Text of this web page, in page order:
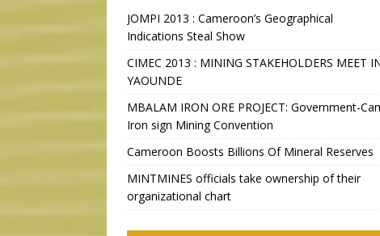
JOMPI 2013 : Cameroon’s Geographical
Indications Steal Show
CIMEC 2013 : MINING STAKEHOLDERS MEET
YAOUNDE
MBALAM IRON ORE PROJECT: Government-
Iron sign Mining Convention
Cameroon Boosts Billions Of Mineral Reserves
MINTMINES officials take ownership of their
organizational chart